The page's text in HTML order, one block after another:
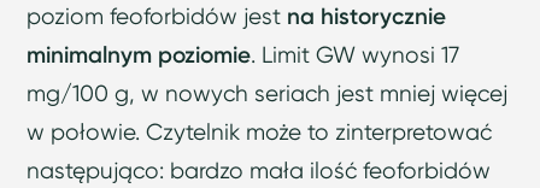
poziom feoforbidów jest na historycznie
minimalnym poziomie. Limit GW wynosi 17
mg/100 g, w nowych seriach jest mniej więcej
w połowie. Czytelnik może to zinterpretować
następująco: bardzo mała ilość feoforbidów